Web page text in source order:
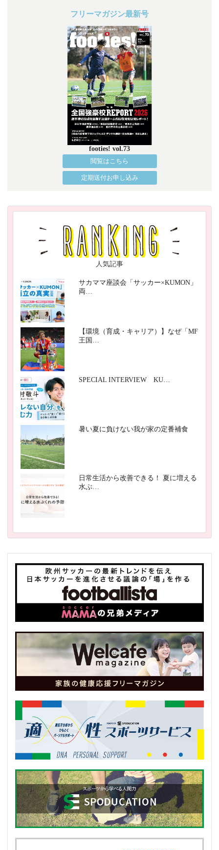
フリーマガジン最新号
footies! vol.73
閲覧はこちら
定期送付お申し込み
人気記事
サカママ座談会「サッカー×KUMON」
両…
【環境（育成・キャリア）】なぜ「MF
王国…
SPECIAL INTERVIEW KU…
暑い夏に負けない我が家の定番補食
日常生活から改善できる！ 夏に増える
水ぶ…